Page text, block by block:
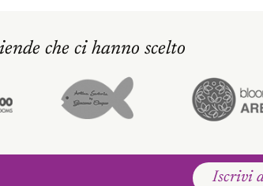
che ci hanno scelto
Iscrivi